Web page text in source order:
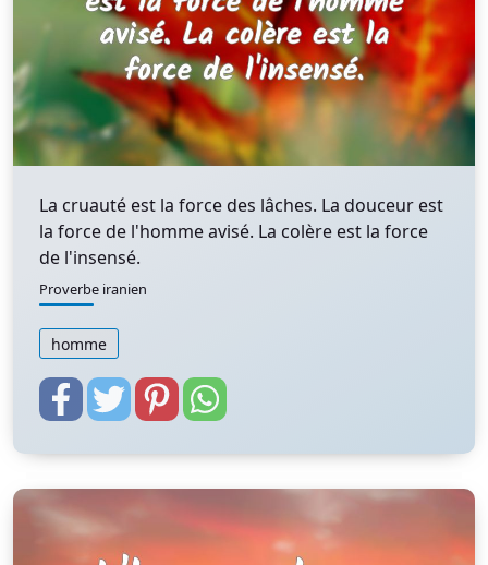
La cruauté est la force des lâches. La douceur est
la force de l'homme avisé. La colère est la force
de l'insensé.
Proverbe iranien
homme